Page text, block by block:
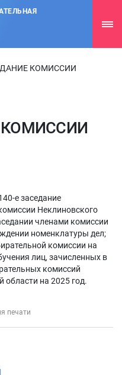
КОМИССИИ
КОМИССИИ
е заседание
Неклиновского
членами комиссии
номенклатуры дел;
комиссии на
лиц, зачисленных в
комиссий
области на 2025 год.
печати